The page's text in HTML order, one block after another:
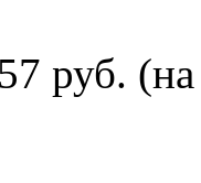
руб.